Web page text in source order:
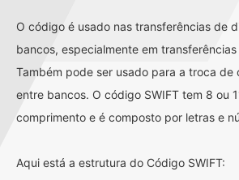
O código é usado nas transferências de
bancos, especialmente em
Também pode ser usado para a troca de
entre bancos. O código SWIFT tem 8 ou
comprimento e é composto por letras e
Aqui está a estrutura do Código SWIFT: